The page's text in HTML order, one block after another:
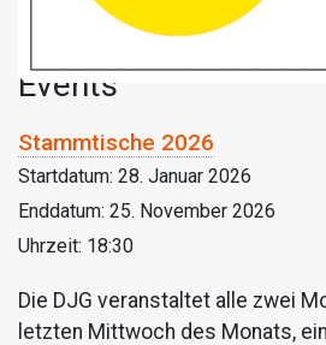
Events
Stammtische 2026
Startdatum: 28. Januar 2026
Enddatum: 25. November 2026
Uhrzeit: 18:30
Die DJG veranstaltet alle zwei
letzten Mittwoch des Monats,